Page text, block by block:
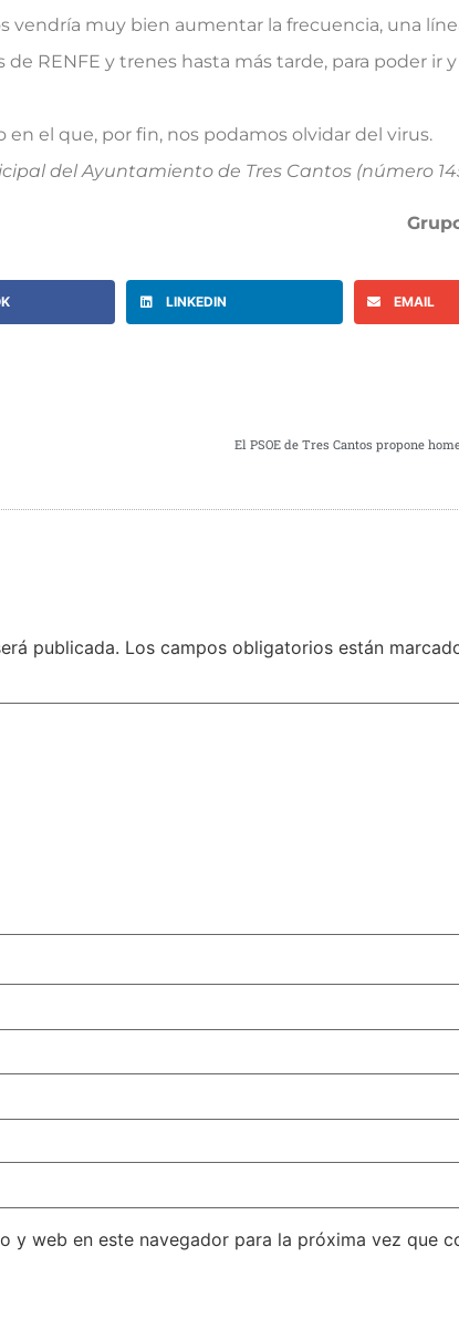
vendría muy bien aumentar la frecuencia, una
RENFE y trenes hasta más tarde, para poder ir
en el que, por fin, nos podamos olvidar del virus.
del Ayuntamiento de Tres Cantos (número
LINKEDIN EMAIL
publicada. Los campos obligatorios están
y web en este navegador para la próxima vez que